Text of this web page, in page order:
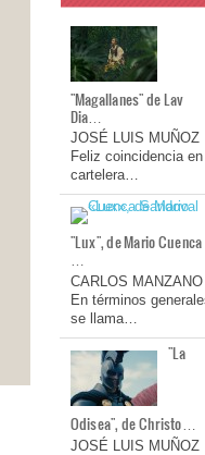
"Magallanes" de Lav
Dia…
JOSÉ LUIS MUÑOZ
Feliz coincidencia en
cartelera…
"Lux", de Mario Cuenca
…
CARLOS MANZANO
En términos
se llama…
"La
Odisea", de Christo…
JOSÉ LUIS MUÑOZ